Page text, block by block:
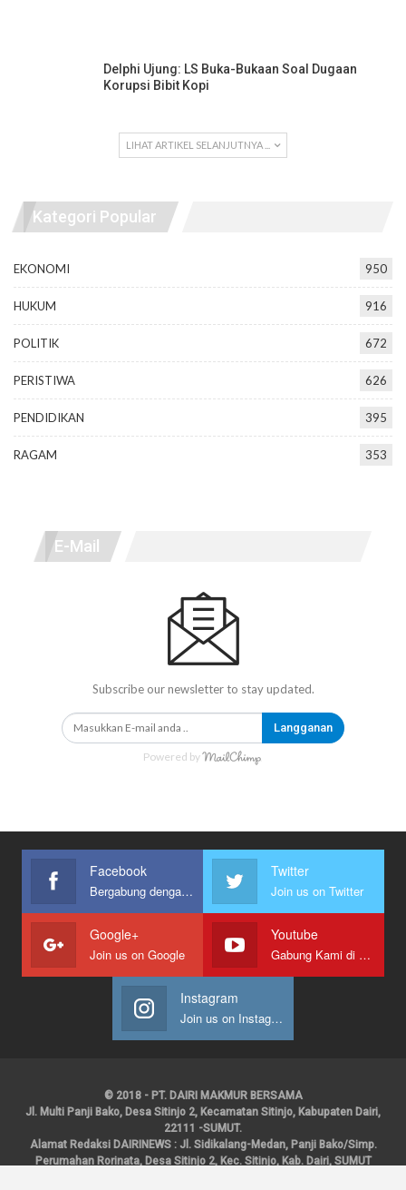
Delphi Ujung: LS Buka-Bukaan Soal Dugaan
Korupsi Bibit Kopi
LIHAT ARTIKEL SELANJUTNYA ...
Kategori Popular
EKONOMI 950
HUKUM 916
POLITIK 672
PERISTIWA 626
PENDIDIKAN 395
RAGAM 353
E-Mail
Subscribe our newsletter to stay updated.
Langganan
Powered by
Facebook
Bergabung dengan kami
Twitter
Join us on Twitter
Google+
Join us on Google
Youtube
Gabung Kami di Youtube
Instagram
Join us on Instagram
© 2018 - PT. DAIRI MAKMUR BERSAMA
Jl. Multi Panji Bako, Desa Sitinjo 2, Kecamatan Sitinjo, Kabupaten Dairi,
22111 -SUMUT.
Alamat Redaksi DAIRINEWS : Jl. Sidikalang-Medan, Panji Bako/Simp.
Perumahan Rorinata, Desa Sitinjo 2, Kec. Sitinjo, Kab. Dairi, SUMUT